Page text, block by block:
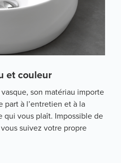
et couleur
son matériau importe
à l’entretien et à la
qui vous plaît. Impossible de
suivez votre propre